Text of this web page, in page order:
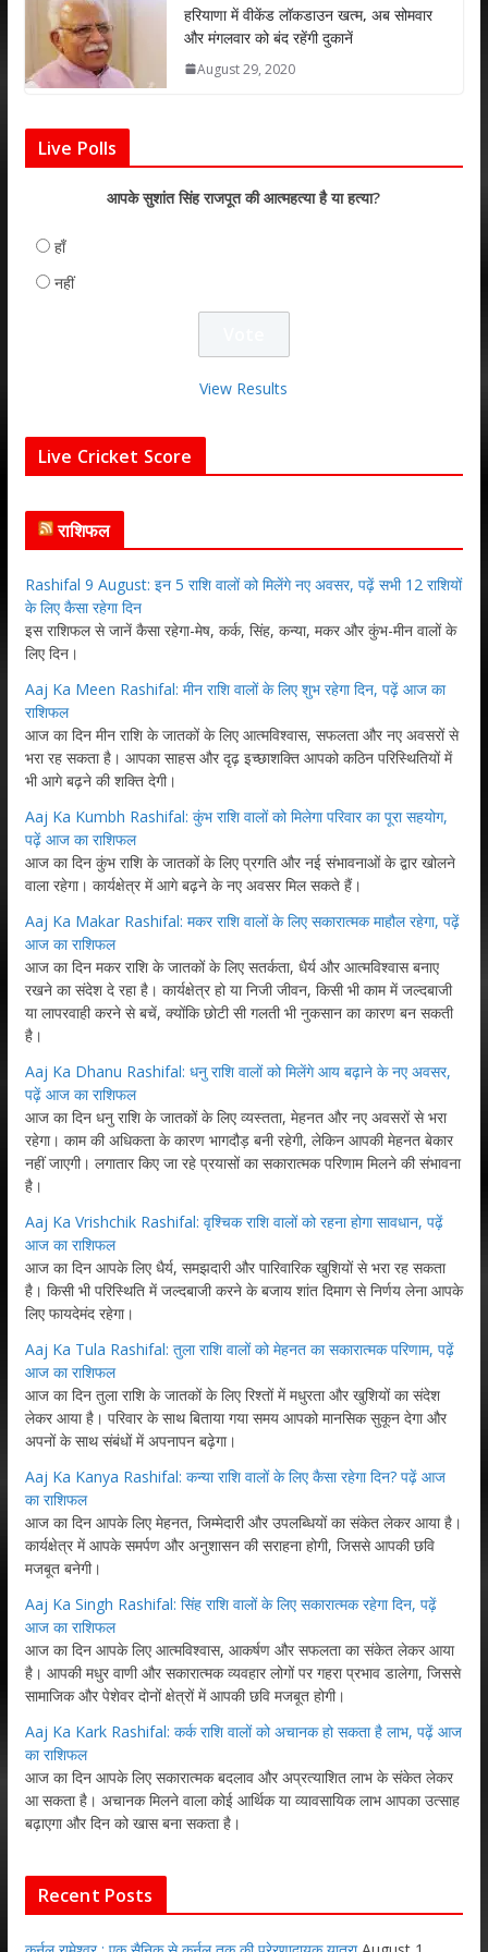
हरियाणा में वीकेंड लॉकडाउन खत्म, अब सोमवार
और मंगलवार को बंद रहेंगी दुकानें
August 29, 2020
Live Polls
आपके सुशांत सिंह राजपूत की आत्महत्या है या हत्या?
हाँ
नहीं
View Results
Live Cricket Score
राशिफल
Rashifal 9 August: इन 5 राशि वालों को मिलेंगे नए अवसर, पढ़ें सभी 12 राशियों
के लिए कैसा रहेगा दिन
इस राशिफल से जानें कैसा रहेगा-मेष, कर्क, सिंह, कन्या, मकर और कुंभ-मीन वालों के
लिए दिन।
Aaj Ka Meen Rashifal: मीन राशि वालों के लिए शुभ रहेगा दिन, पढ़ें आज का
राशिफल
आज का दिन मीन राशि के जातकों के लिए आत्मविश्वास, सफलता और नए अवसरों से
भरा रह सकता है। आपका साहस और दृढ़ इच्छाशक्ति आपको कठिन परिस्थितियों में
भी आगे बढ़ने की शक्ति देगी।
Aaj Ka Kumbh Rashifal: कुंभ राशि वालों को मिलेगा परिवार का पूरा सहयोग,
पढ़ें आज का राशिफल
आज का दिन कुंभ राशि के जातकों के लिए प्रगति और नई संभावनाओं के द्वार खोलने
वाला रहेगा। कार्यक्षेत्र में आगे बढ़ने के नए अवसर मिल सकते हैं।
Aaj Ka Makar Rashifal: मकर राशि वालों के लिए सकारात्मक माहौल रहेगा, पढ़ें
आज का राशिफल
आज का दिन मकर राशि के जातकों के लिए सतर्कता, धैर्य और आत्मविश्वास बनाए
रखने का संदेश दे रहा है। कार्यक्षेत्र हो या निजी जीवन, किसी भी काम में जल्दबाजी
या लापरवाही करने से बचें, क्योंकि छोटी सी गलती भी नुकसान का कारण बन सकती
है।
Aaj Ka Dhanu Rashifal: धनु राशि वालों को मिलेंगे आय बढ़ाने के नए अवसर,
पढ़ें आज का राशिफल
आज का दिन धनु राशि के जातकों के लिए व्यस्तता, मेहनत और नए अवसरों से भरा
रहेगा। काम की अधिकता के कारण भागदौड़ बनी रहेगी, लेकिन आपकी मेहनत बेकार
नहीं जाएगी। लगातार किए जा रहे प्रयासों का सकारात्मक परिणाम मिलने की संभावना
है।
Aaj Ka Vrishchik Rashifal: वृश्चिक राशि वालों को रहना होगा सावधान, पढ़ें
आज का राशिफल
आज का दिन आपके लिए धैर्य, समझदारी और पारिवारिक खुशियों से भरा रह सकता
है। किसी भी परिस्थिति में जल्दबाजी करने के बजाय शांत दिमाग से निर्णय लेना आपके
लिए फायदेमंद रहेगा।
Aaj Ka Tula Rashifal: तुला राशि वालों को मेहनत का सकारात्मक परिणाम, पढ़ें
आज का राशिफल
आज का दिन तुला राशि के जातकों के लिए रिश्तों में मधुरता और खुशियों का संदेश
लेकर आया है। परिवार के साथ बिताया गया समय आपको मानसिक सुकून देगा और
अपनों के साथ संबंधों में अपनापन बढ़ेगा।
Aaj Ka Kanya Rashifal: कन्या राशि वालों के लिए कैसा रहेगा दिन? पढ़ें आज
का राशिफल
आज का दिन आपके लिए मेहनत, जिम्मेदारी और उपलब्धियों का संकेत लेकर आया है।
कार्यक्षेत्र में आपके समर्पण और अनुशासन की सराहना होगी, जिससे आपकी छवि
मजबूत बनेगी।
Aaj Ka Singh Rashifal: सिंह राशि वालों के लिए सकारात्मक रहेगा दिन, पढ़ें
आज का राशिफल
आज का दिन आपके लिए आत्मविश्वास, आकर्षण और सफलता का संकेत लेकर आया
है। आपकी मधुर वाणी और सकारात्मक व्यवहार लोगों पर गहरा प्रभाव डालेगा, जिससे
सामाजिक और पेशेवर दोनों क्षेत्रों में आपकी छवि मजबूत होगी।
Aaj Ka Kark Rashifal: कर्क राशि वालों को अचानक हो सकता है लाभ, पढ़ें आज
का राशिफल
आज का दिन आपके लिए सकारात्मक बदलाव और अप्रत्याशित लाभ के संकेत लेकर
आ सकता है। अचानक मिलने वाला कोई आर्थिक या व्यावसायिक लाभ आपका उत्साह
बढ़ाएगा और दिन को खास बना सकता है।
Recent Posts